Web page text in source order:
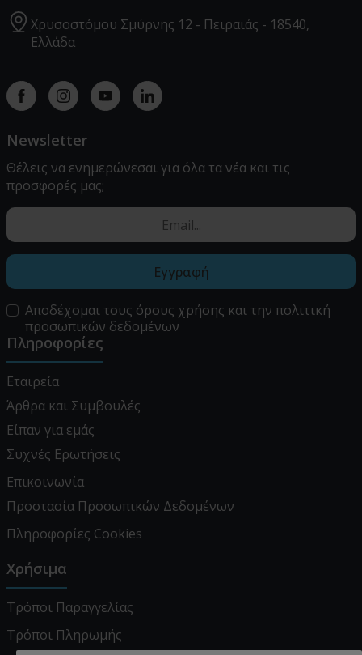
Χρυσοστόμου Σμύρνης 12 - Πειραιάς - 18540,
Ελλάδα
Facebookinstagramyoutube linkedin
Newsletter
Θέλεις να ενημερώνεσαι για όλα τα νέα και τις
προσφορές μας;
Εγγραφή
Αποδέχομαι τους όρους χρήσης και την πολιτική
προσωπικών δεδομένων
Πληροφορίες
Εταιρεία
Άρθρα και Συμβουλές
Είπαν για εμάς
Συχνές Ερωτήσεις
Επικοινωνία
Προστασία Προσωπικών Δεδομένων
Πληροφορίες Cookies
Χρήσιμα
Τρόποι Παραγγελίας
Τρόποι Πληρωμής